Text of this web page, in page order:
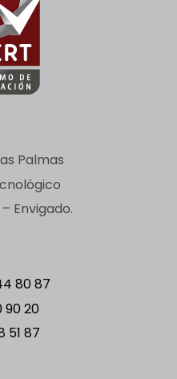
Palmas
Envigado.
80 87
90 20
51 87